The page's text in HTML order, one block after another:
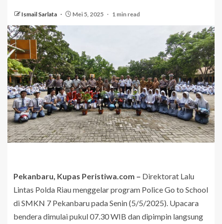
Ismail Sarlata Mei 5, 2025 1 min read
Pekanbaru, Kupas Peristiwa.com – Direktorat Lalu
Lintas Polda Riau menggelar program Police Go to School
di SMKN 7 Pekanbaru pada Senin (5/5/2025). Upacara
bendera dimulai pukul 07.30 WIB dan dipimpin langsung